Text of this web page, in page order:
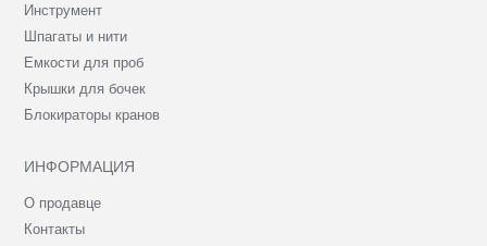
Инструмент
Шпагаты и нити
Емкости для проб
Крышки для бочек
Блокираторы кранов
ИНФОРМАЦИЯ
О продавце
Контакты